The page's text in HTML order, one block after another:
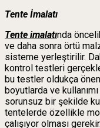
Tente İmalatı
Tente imalatında
ve daha sonra örtü
sisteme yerleştirilir.
kontrol testleri
bu testler oldukça
boyutlarda ve
sorunsuz bir şekilde
tentelerde özellikle
çalışıyor olması